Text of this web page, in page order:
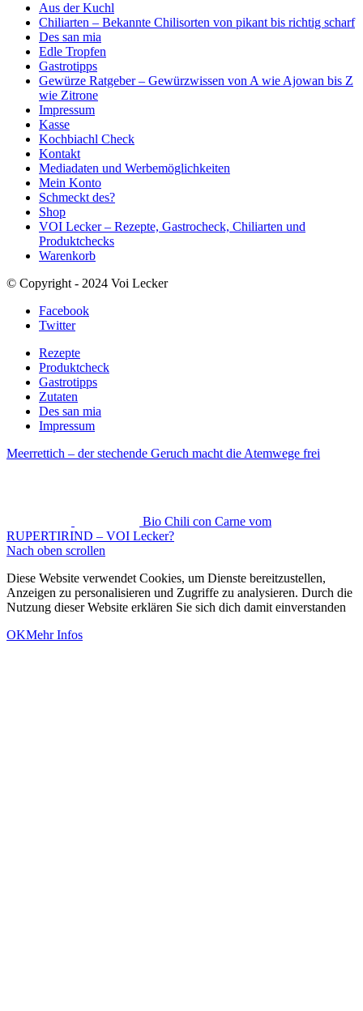
Aus der Kuchl
Chiliarten – Bekannte Chilisorten von pikant bis richtig scharf
Des san mia
Edle Tropfen
Gastrotipps
Gewürze Ratgeber – Gewürzwissen von A wie Ajowan bis Z
wie Zitrone
Impressum
Kasse
Kochbiachl Check
Kontakt
Mediadaten und Werbemöglichkeiten
Mein Konto
Schmeckt des?
Shop
VOI Lecker – Rezepte, Gastrocheck, Chiliarten und
Produktchecks
Warenkorb
© Copyright - 2024 Voi Lecker
Facebook
Twitter
Rezepte
Produktcheck
Gastrotipps
Zutaten
Des san mia
Impressum
Meerrettich – der stechende Geruch macht die Atemwege frei
Bio Chili con Carne vom
RUPERTIRIND – VOI Lecker?
Nach oben scrollen
Diese Website verwendet Cookies, um Dienste bereitzustellen,
Anzeigen zu personalisieren und Zugriffe zu analysieren. Durch die
Nutzung dieser Website erklären Sie sich dich damit einverstanden
OKMehr Infos